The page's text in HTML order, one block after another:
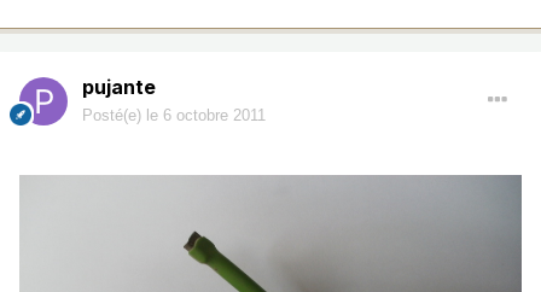
pujante
Posté(e) le 6 octobre 2011